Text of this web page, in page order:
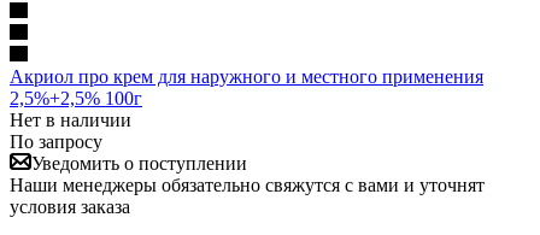
Акриол про крем для наружного и местного применения
2,5%+2,5% 100г
Нет в наличии
По запросу
Уведомить о поступлении
Наши менеджеры обязательно свяжутся с вами и уточнят
условия заказа